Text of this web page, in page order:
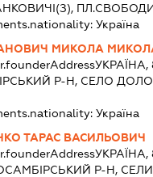
Україна
МИКОЛА
УКРАЇНА,
Р-Н, СЕЛО
Україна
ТАРАС ВАСИЛЬОВИЧ
УКРАЇНА,
Р-Н,